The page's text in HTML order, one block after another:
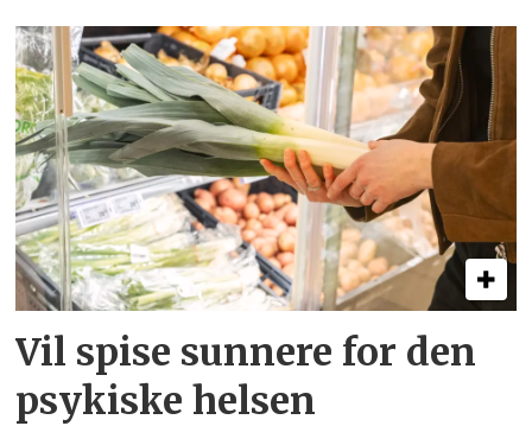
Vil spise sunnere for den
psykiske helsen